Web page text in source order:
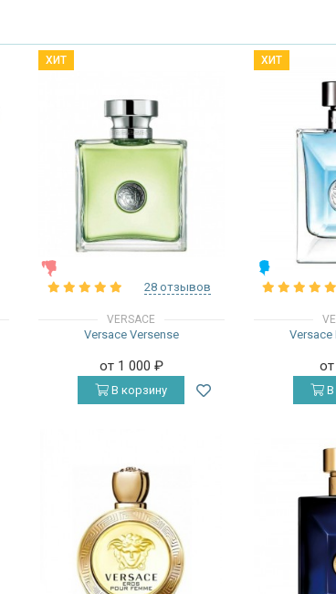
ХИТ
28 отзывов
VERSACE
Versace Versense
от 1 000 ₽
В корзину
ХИТ
МУЖСКИЕ
Versace
В